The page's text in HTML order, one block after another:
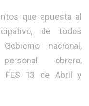
que apuesta al
de todos
nacional,
obrero,
FES 13 de Abril y